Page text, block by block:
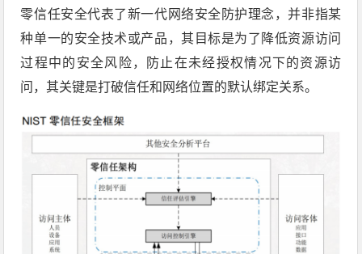
零信任安全代表了新一代网络安全防护理念，并非指某
种单一的安全技术或产品，其目标是为了降低资源访问
过程中的安全风险，防止在未经授权情况下的资源访
问，其关键是打破信任和网络位置的默认绑定关系。